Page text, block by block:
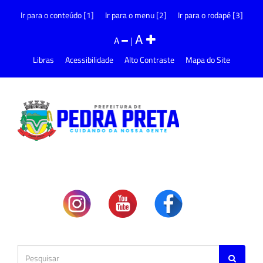
Ir para o conteúdo [1] Ir para o menu [2] Ir para o rodapé [3]
A |A
Libras Acessibilidade Alto Contraste Mapa do Site